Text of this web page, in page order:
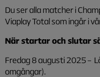
Du ser alla matcher i
Viaplay Total som ingår i
När startar och slutar
Fredag 8 augusti 2025 –
omgångar).